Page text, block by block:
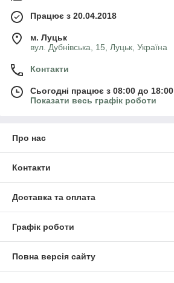
Працює з 20.04.2018
м. Луцьк
вул. Дубнівська, 15, Луцьк, Україна
Контакти
Сьогодні працює з 08:00 до 18:00
Показати весь графік роботи
Про нас
Контакти
Доставка та оплата
Графік роботи
Повна версія сайту